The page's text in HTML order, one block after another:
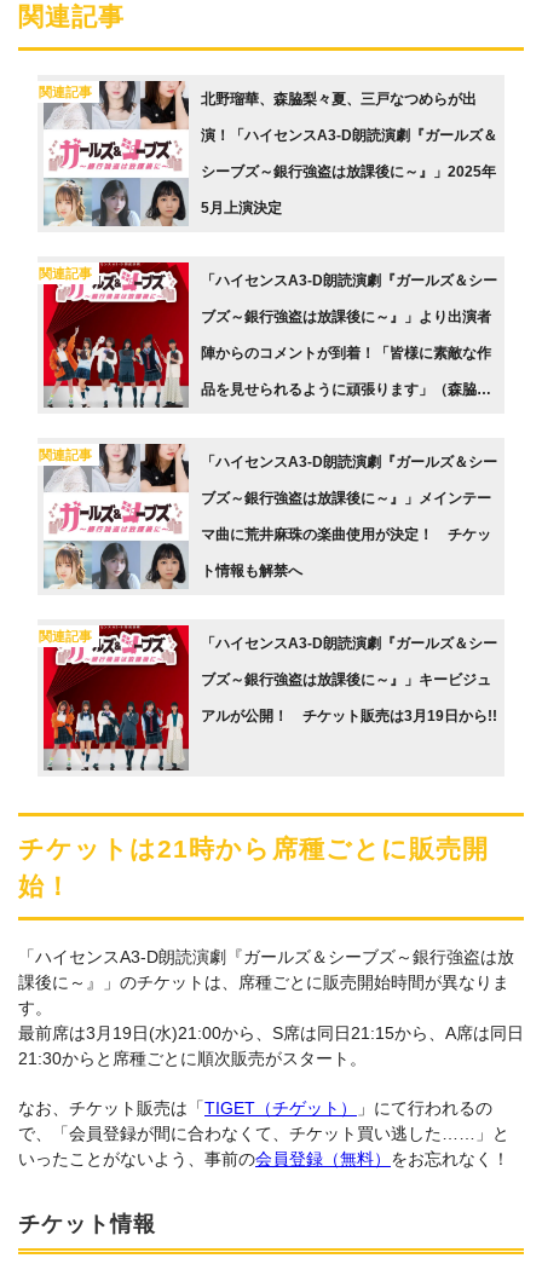
関連記事
関連記事 北野瑠華、森脇梨々夏、三戸なつめらが出
演！「ハイセンスA3-D朗読演劇『ガールズ＆
シーブズ～銀行強盗は放課後に～』」2025年
5月上演決定
関連記事 「ハイセンスA3-D朗読演劇『ガールズ＆シー
ブズ～銀行強盗は放課後に～』」より出演者
陣からのコメントが到着！「皆様に素敵な作
品を見せられるように頑張ります」（森脇
関連記事 「ハイセンスA3-D朗読演劇『ガールズ＆シー
ブズ～銀行強盗は放課後に～』」メインテー
マ曲に荒井麻珠の楽曲使用が決定！ チケッ
ト情報も解禁へ
関連記事 「ハイセンスA3-D朗読演劇『ガールズ＆シー
ブズ～銀行強盗は放課後に～』」キービジュ
アルが公開！ チケット販売は3月19日から!!
チケットは21時から席種ごとに販売開
始！
「ハイセンスA3-D朗読演劇『ガールズ＆シーブズ～銀行強盗は放
課後に～』」のチケットは、席種ごとに販売開始時間が異なりま
す。
最前席は3月19日(水)21:00から、S席は同日21:15から、A席は同日
21:30からと席種ごとに順次販売がスタート。
なお、チケット販売は「TIGET（チゲット）
」にて行われるの
で、「会員登録が間に合わなくて、チケット買い逃した……」と
いったことがないよう、事前の会員登録（無料） をお忘れなく！
チケット情報